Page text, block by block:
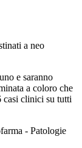
a neo
e saranno
a coloro che
casi clinici su tutti
- Patologie